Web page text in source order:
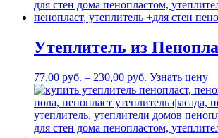
Утеплитель из
77,00 руб. – 230,00 руб. Узнать цену